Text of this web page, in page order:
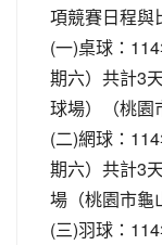
項競賽日程與
(一)桌球：
期六）共計3
球場）（桃園
(二)網球：
期六）共計3
場（桃園市龜
(三)羽球：